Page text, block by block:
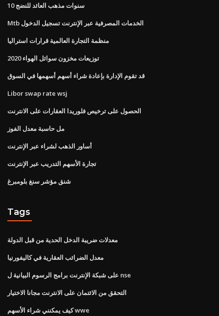
10 سنوات مذهب العائد للنضج
Mtb الخدمات المصرفية عبر الإنترنت تسجيل الدخول
منظمة التجارة العالمية قرارات استراليا
توزيعات مخزون سوائل الهواء 2020
قد تقوم الإدارة بإعادة شراء أسهم أسهمها في السوق
Libor swap rate wsj
الحصول على ترخيص فلوريدا العقارات على الانترنت
مل حاسبة معدل الفوز
أساور الذهب لشراء عبر الإنترنت
تجارة الأسهم التدريب عبر الإنترنت
شنق مؤشر سنغ بلومبرغ
Tags
معدلات ضريبة الدخل الحدية من قبل الدولة
معدل الضرائب العقارية في كاليفورنيا
على شبكة الإنترنت برامج الرسوم البيانية ل nse
التحقق من الائتمان على الانترنت مجانا الاختيار
كيف يمكنني شراء الأسهم wwe